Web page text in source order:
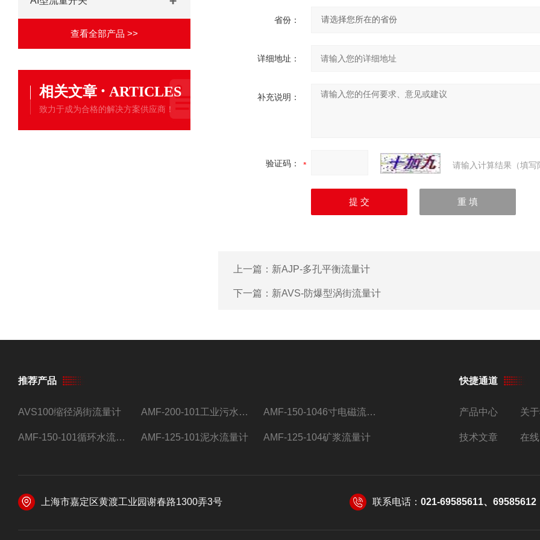
查看全部产品 >>
相关文章 · ARTICLES
致力于成为合格的解决方案供应商！
省份：
详细地址：
补充说明：
验证码： 请输入计算结果（填
上一篇： 新AJP-多孔平衡流量计
下一篇： 新AVS-防爆型涡街流量计
推荐产品
AVS100缩径涡街流量计 AMF-200-101工业污水流量计 AMF-150-1046寸电磁流量计
AMF-150-101循环水流量计,电磁流量计 AMF-125-101泥水流量计 AMF-125-104矿浆流量计
快捷通道
产品中心 关
技术文章 在
上海市嘉定区黄渡工业园谢春路1300弄3号 联系电话： 021-69585611、69585612